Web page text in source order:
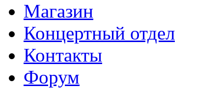
Магазин
Концертный отдел
Контакты
Форум